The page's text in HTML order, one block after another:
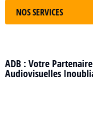
NOS SERVICES
ADB : Votre
Audiovisuelles